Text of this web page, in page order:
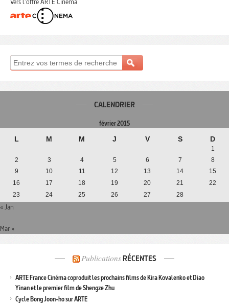
CALENDRIER
février 2015
L M M J V S D
1
2
3 4 5 6 7
8
9
10 11 12 13 14
15
16
17 18 19 20 21
22
23
24 25 26 27 28
« Jan
Mar »
Publications RÉCENTES
ARTE France Cinéma coproduit les prochains films de Kira Kovalenko et Diao
Yinan et le premier film de Shengze Zhu
Cycle Bong Joon-ho sur ARTE